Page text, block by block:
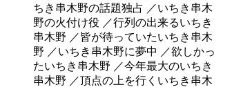
ちき串木野の話題独占 ／いちき串木
野の火付け役 ／行列の出来るいちき
串木野 ／皆が待っていたいちき串木
野 ／いちき串木野に夢中 ／欲しかっ
たいちき串木野 ／今年最大のいちき
串木野 ／頂点の上を行くいちき串木